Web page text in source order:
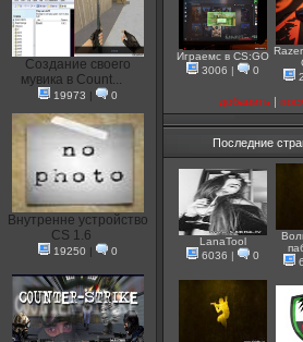
Создание своего
мувика в Count...
19973 | 0
Внутренне устройство
CS 1.6
19250 | 0
Играемс в CS:GO
3006 | 0
добавить |
Последние
LanaTool
6036 | 0